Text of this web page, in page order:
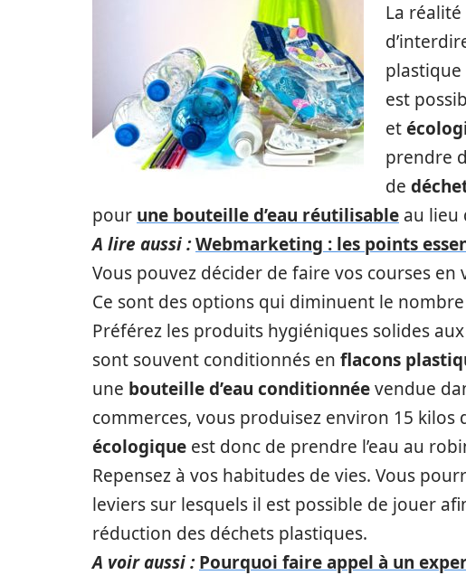
La
plastique
est
et
prendre
de
pour une bouteille d’eau réutilisable au lieu
A lire aussi :Webmarketing : les points
Vous pouvez décider de faire vos courses
Ce sont des options qui diminuent le
Préférez les produits hygiéniques solides
sont souvent conditionnés en flacons
une bouteille d’eau conditionnéevendue
commerces, vous produisez environ 15 kilos
écologique est donc de prendre l’eau au
Repensez à vos habitudes de vies. Vous
leviers sur lesquels il est possible de jouer
réduction des déchets plastiques.
A voir aussi : Pourquoi faire appel à un